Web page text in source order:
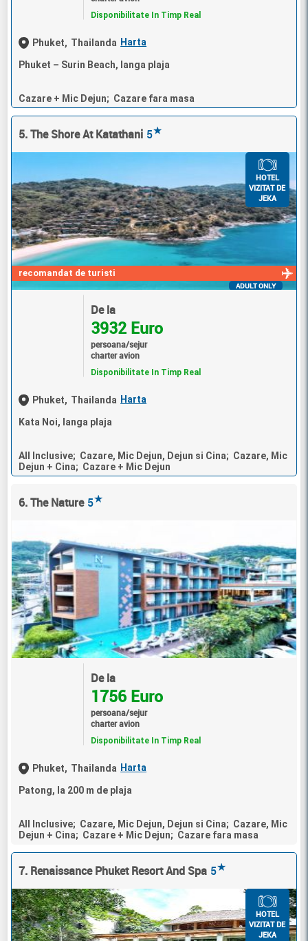
Disponibilitate In Timp Real
Phuket, Thailanda Harta
Phuket – Surin Beach, langa plaja
Cazare + Mic Dejun; Cazare fara masa
5. The Shore At Katathani 5★
recomandat de turisti
HOTEL
VIZITAT DE
JEKA
ADULT ONLY
De la
3932 Euro
persoana/sejur
charter avion
Disponibilitate In Timp Real
Phuket, Thailanda Harta
Kata Noi, langa plaja
All Inclusive; Cazare, Mic Dejun, Dejun si Cina; Cazare, Mic
Dejun + Cina; Cazare + Mic Dejun
6. The Nature 5★
De la
1756 Euro
persoana/sejur
charter avion
Disponibilitate In Timp Real
Phuket, Thailanda Harta
Patong, la 200 m de plaja
All Inclusive; Cazare, Mic Dejun, Dejun si Cina; Cazare, Mic
Dejun + Cina; Cazare + Mic Dejun; Cazare fara masa
7. Renaissance Phuket Resort And Spa 5★
HOTEL
VIZITAT DE
JEKA